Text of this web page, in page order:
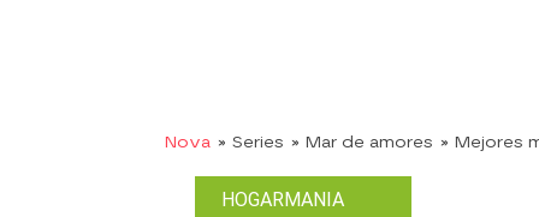
Nova » Series » Mar de amores » Mejores
HOGARMANIA